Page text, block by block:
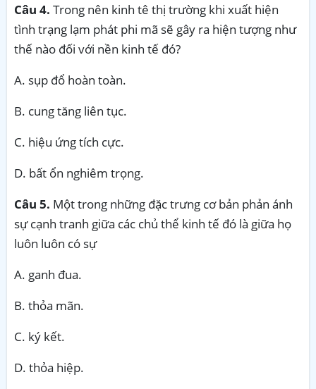
Câu 4. Trong nên kinh tê thị trường khi xuất hiện
tình trạng lạm phát phi mã sẽ gây ra hiện tượng như
thế nào đối với nền kinh tế đó?
A. sụp đổ hoàn toàn.
B. cung tăng liên tục.
C. hiệu ứng tích cực.
D. bất ổn nghiêm trọng.
Câu 5. Một trong những đặc trưng cơ bản phản ánh
sự cạnh tranh giữa các chủ thể kinh tế đó là giữa họ
luôn luôn có sự
A. ganh đua.
B. thỏa mãn.
C. ký kết.
D. thỏa hiệp.